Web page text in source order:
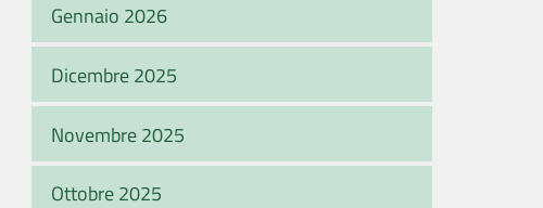
Gennaio 2026
Dicembre 2025
Novembre 2025
Ottobre 2025